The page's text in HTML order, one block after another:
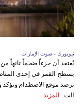
نيويورك - صوت الإمارات
بسطح القمر في إحدى
ترصد موقع الاصطدام
الت...
المزيد